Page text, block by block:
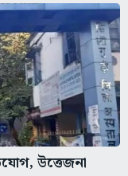
উত্তেজনা